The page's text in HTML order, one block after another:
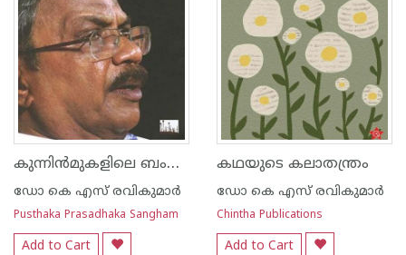
കുന്നിന്‍മുകളിലെ ബംഗ്ലാവ്
ഡോ കെ എസ് രവികുമാര്‍
Pusthaka Prasadhaka Sangham
Add to Cart
കഥയുടെ കലാതന്ത്രം
ഡോ കെ എസ് രവികുമാര്‍
Chintha Publications
Add to Cart